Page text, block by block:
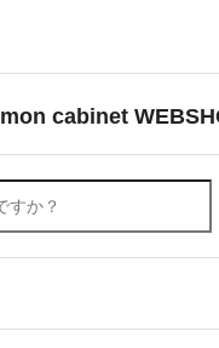
mon cabinet